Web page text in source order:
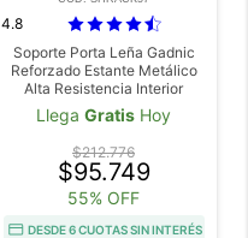
4.8
Soporte Porta Leña Gadnic
Reforzado Estante Metálico
Alta Resistencia Interior
Exterior
Llega Gratis Hoy
$212.776
$95.749
55% OFF
DESDE 6 CUOTAS SIN INTERÉS